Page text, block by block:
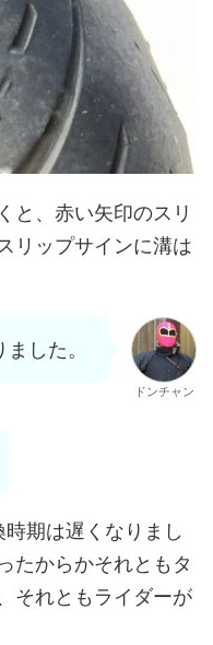
と、赤い矢印のスリ
リップサインに溝は
した。
ドンチャン
期は遅くなりまし
たからかそれともタ
それともライダーが